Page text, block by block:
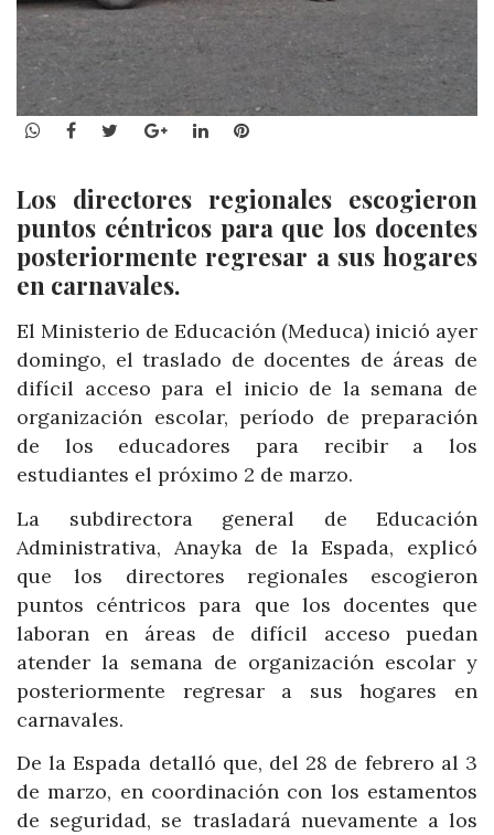
WhatsApp
Facebook
TwitterGoogle+LinkedInPinterest
Los directores regionales escogieron
puntos céntricos para que los docentes
posteriormente regresar a sus hogares
en carnavales.
El Ministerio de Educación (Meduca) inició ayer
domingo, el traslado de docentes de áreas de
difícil acceso para el inicio de la semana de
organización escolar, período de preparación
de los educadores para recibir a los
estudiantes el próximo 2 de marzo.
La subdirectora general de Educación
Administrativa, Anayka de la Espada, explicó
que los directores regionales escogieron
puntos céntricos para que los docentes que
laboran en áreas de difícil acceso puedan
atender la semana de organización escolar y
posteriormente regresar a sus hogares en
carnavales.
De la Espada detalló que, del 28 de febrero al 3
de marzo, en coordinación con los estamentos
de seguridad, se trasladará nuevamente a los